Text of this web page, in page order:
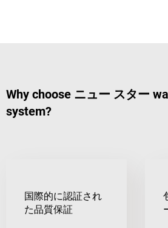
Why choose ニュー スター
system?
国際的に認証され
た品質保証